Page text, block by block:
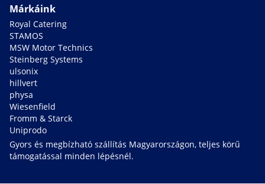
Márkáink
Royal Catering
STAMOS
MSW Motor Technics
Steinberg Systems
ulsonix
hillvert
physa
Wiesenfield
Fromm & Starck
Uniprodo
Gyors és megbízható szállítás Magyarországon, teljes körű
támogatással minden lépésnél.